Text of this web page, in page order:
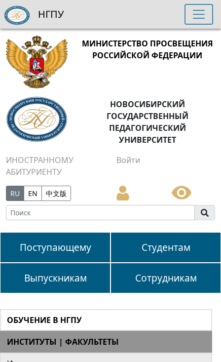
МИНИСТЕРСТВО ПРОСВЕЩЕНИЯ
РОССИЙСКОЙ ФЕДЕРАЦИИ
НОВОСИБИРСКИЙ
ГОСУДАРСТВЕННЫЙ
ПЕДАГОГИЧЕСКИЙ
УНИВЕРСИТЕТ
ИНОСТРАННОМУ
АБИТУРИЕНТУ
Войти
RU EN 中文版
Поступающему Студентам
Выпускникам Сотрудникам
НГПУ
ОБУЧЕНИЕ В НГПУ
ИНСТИТУТЫ | ФАКУЛЬТЕТЫ